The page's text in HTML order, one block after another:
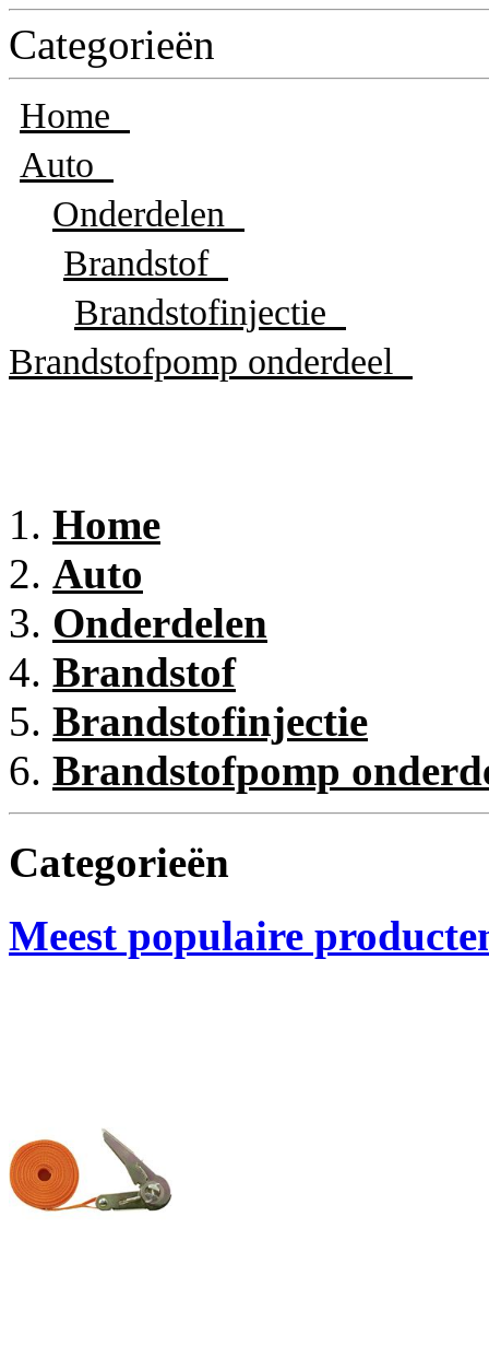
Categorieën
Home
Auto
Onderdelen
Brandstof
Brandstofinjectie
Brandstofpomp onderdeel
Home
Auto
Onderdelen
Brandstof
Brandstofinjectie
Brandstofpomp
Categorieën
Meest populaire